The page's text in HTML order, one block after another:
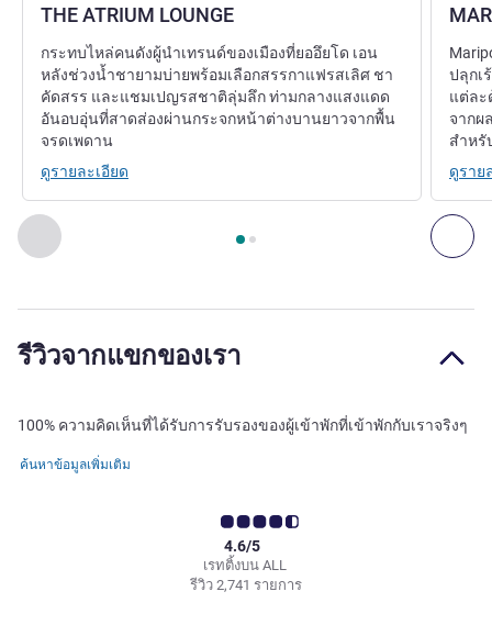
ก่อนหน้า - ห้องอาหาร ถั
หน้า1 , ห้องอาหาร 1 : THE ATRIUM LOUNGE , ห้องอาห
THE ATRIUM LOUNGE
กระทบไหล่คนดังผู้นำเทรนด์ของเมืองที่ยออึยโด เอน
หลังช่วงน้ำชายามบ่ายพร้อมเลือกสรรกาแฟรสเลิศ ชา
คัดสรร และแชมเปญรสชาติลุ่มลึก ท่ามกลางแสงแดด
อันอบอุ่นที่สาดส่องผ่านกระจกหน้าต่างบานยาวจากพื้น
จรดเพดาน
ดูรายละเอียด
ปลุกเ
แต่ละ
จากผ
สำหรั
ดูราย
รีวิวจากแขกของเรา
100% ความคิดเห็นที่ได้รับการรับรองของผู้เข้าพักที่เข้าพักกับเราจริงๆ
ค้นหาข้อมูลเพิ่มเติม
เรทติ้งบน ALL
4.6/5
รีวิว 2,741 รายการ